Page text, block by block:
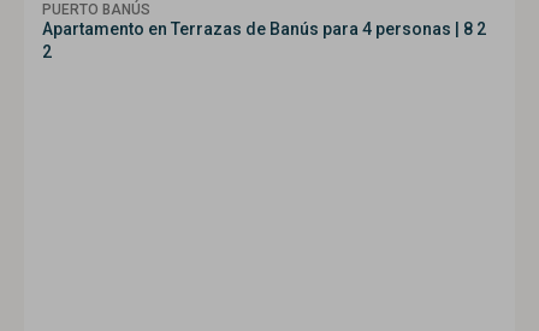
PUERTO BANÚS
Apartamento en Terrazas de Banús para 4 personas | 8 2
2